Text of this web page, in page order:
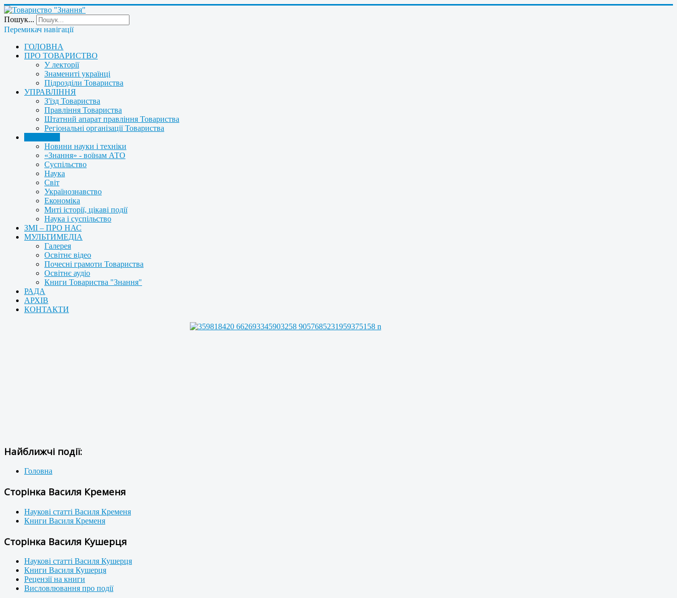
Пошук...
Перемикач навігації
ГОЛОВНА
ПРО ТОВАРИСТВО
У лекторії
Знамениті українці
Підрозділи Товариства
УПРАВЛІННЯ
З'їзд Товариства
Правління Товариства
Штатний апарат правління Товариства
Регіональні організації Товариства
Новини науки і техніки
«Знання» - воїнам АТО
Суспільство
Наука
Світ
Українознавство
Економіка
Миті історії, цікаві події
Наука і суспільство
ЗМІ – ПРО НАС
МУЛЬТИМЕДІА
Галерея
Освітнє відео
Почесні грамоти Товариства
Освітнє аудіо
Книги Товариства "Знання"
РАДА
АРХІВ
КОНТАКТИ
Найближчі події:
Головна
Сторінка Василя Кременя
Наукові статті Василя Кременя
Книги Василя Кременя
Сторінка Василя Кушерця
Наукові статті Василя Кушерця
Книги Василя Кушерця
Рецензії на книги
Висловлювання про події